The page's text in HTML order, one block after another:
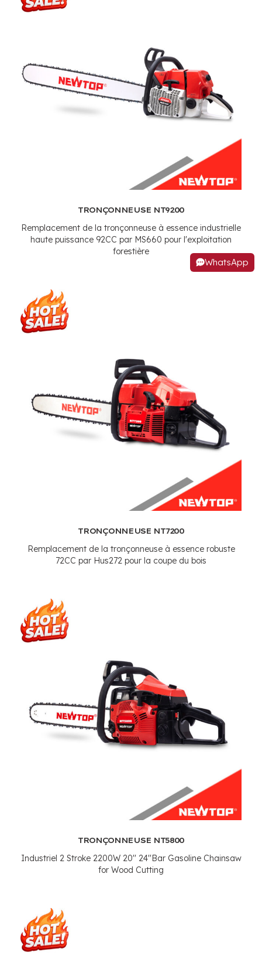
TRONÇONNEUSE NT9200
Remplacement de la tronçonneuse à essence industrielle
haute puissance 92CC par MS660 pour l'exploitation
forestière
TRONÇONNEUSE NT7200
Remplacement de la tronçonneuse à essence robuste
72CC par Hus272 pour la coupe du bois
TRONÇONNEUSE NT5800
Industriel 2 Stroke 2200W 20'' 24''Bar Gasoline Chainsaw
for Wood Cutting
WhatsApp